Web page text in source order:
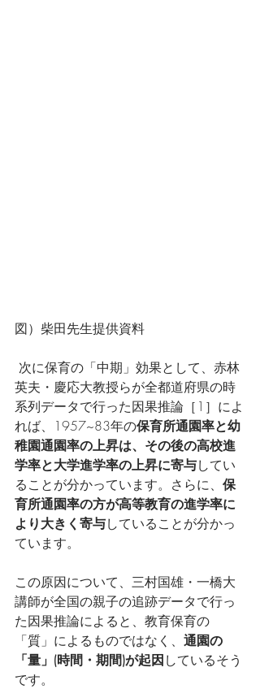
図）柴田先生提供資料
英夫・慶応大教授らが全都道府県の時
系列データで行った因果推論［1］によ
れば、1957~83年の保育所通園率と幼
稚園通園率の上昇は、その後の高校進
学率と大学進学率の上昇に寄与してい
ることが分かっています。さらに、 保
育所通園率の方が高等教育の進学率に
より大きく寄与していることが分かっ
ています。
この原因について、三村国雄・一橋大
講師が全国の親子の追跡データで行っ
た因果推論によると、教育保育の
「質」によるものではなく、 通園の
「量」(時間・期間)が起因しているそう
です。